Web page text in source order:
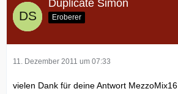
Duplicate Simon
Eroberer
11. Dezember 2011 um 07:33
vielen Dank für deine Antwort MezzoMix16.